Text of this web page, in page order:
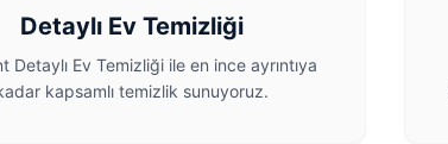
Detaylı Ev Temizliği
Detaylı Ev Temizliği ile en ince ayrıntıya
kapsamlı temizlik sunuyoruz.